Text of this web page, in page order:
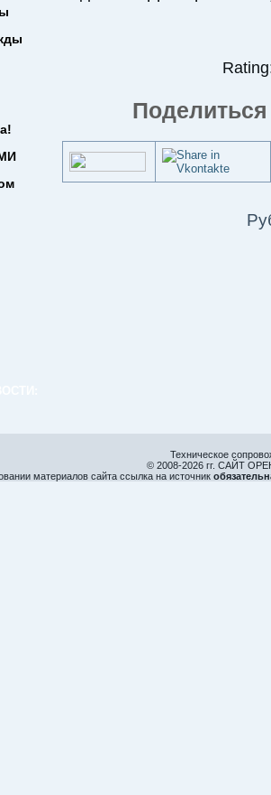
Техническое
© 2008-2026 гг. САЙТ
материалов сайта ссылка на источник